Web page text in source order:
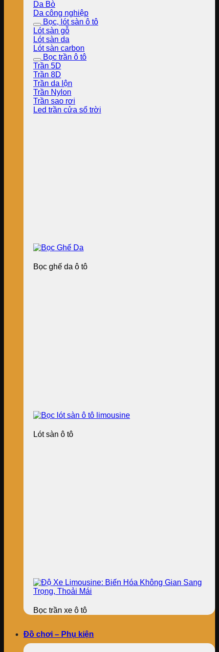
Da Bò
Da công nghiệp
Bọc, lót sàn ô tô
Lót sàn gỗ
Lót sàn da
Lót sàn carbon
Bọc trần ô tô
Trần 5D
Trần 8D
Trần da lộn
Trần Nylon
Trần sao rơi
Led trần cửa sổ trời
Bọc ghế da ô tô
Lót sàn ô tô
Bọc trần xe ô tô
Đồ chơi – Phụ kiện